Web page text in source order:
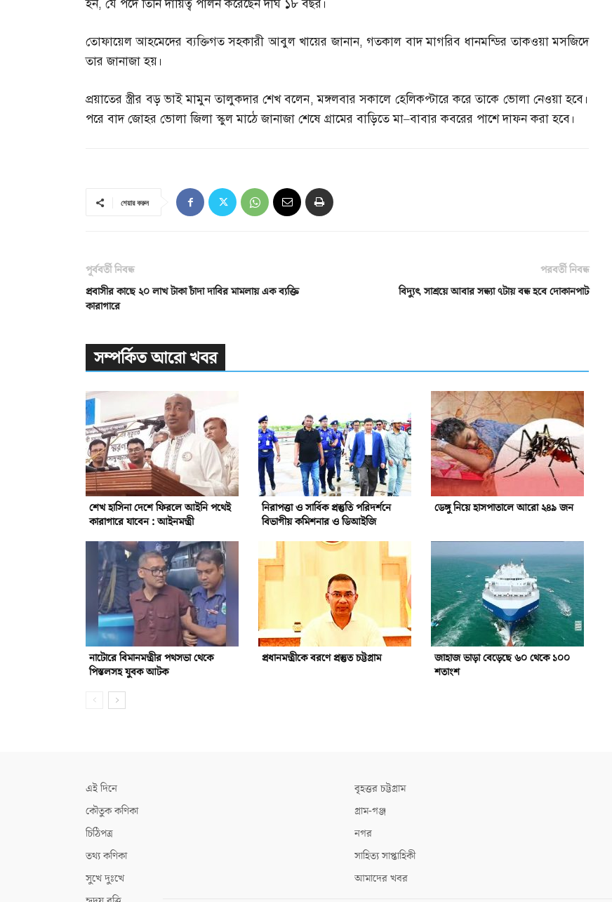
হন, যে পদে তিনি দায়িত্ব পালন করেছেন দীর্ঘ ১৮ বছর।
তোফায়েল আহমেদের ব্যক্তিগত সহকারী আবুল খায়ের জানান,গতকাল বাদ মাগরিব ধানমন্ডির তাকওয়া মসজিদে
তার জানাজা হয়।
প্রয়াতের স্ত্রীর বড় ভাই মামুন তালুকদার শেখ বলেন,মঙ্গলবার সকালে হেলিকপ্টারে করে তাকে ভোলা নেওয়া হবে।
পরে বাদ জোহর ভোলা জিলা স্কুল মাঠে জানাজা শেষে গ্রামের বাড়িতে মা–বাবার কবরের পাশে দাফন করা হবে।
শেয়ার করুন
পূর্ববর্তী নিবন্ধ
প্রবাসীর কাছে ২০ লাখ টাকা চাঁদা দাবির মামলায় এক ব্যক্তি
কারাগারে
পরবর্তী নিবন্ধ
বিদ্যুৎ সাশ্রয়ে আবার সন্ধ্যা ৭টায় বন্ধ হবে দোকানপাট
সম্পর্কিত আরো খবর
শেখ হাসিনা দেশে ফিরলে আইনি পথেই
কারাগারে যাবেন : আইনমন্ত্রী
নিরাপত্তা ও সার্বিক প্রস্তুতি পরিদর্শনে
বিভাগীয় কমিশনার ও ডিআইজি
ডেঙ্গু নিয়ে হাসপাতালে আরো ২৪৯ জন
নাটোরে বিমানমন্ত্রীর পথসভা থেকে
পিস্তলসহ যুবক আটক
প্রধানমন্ত্রীকে বরণে প্রস্তুত চট্টগ্রাম
জাহাজ ভাড়া বেড়েছে ৬০ থেকে ১০০
শতাংশ
এই দিনে
কৌতুক কণিকা
চিঠিপত্র
তথ্য কণিকা
সুখে দুঃখে
বৃহত্তর চট্টগ্রাম
গ্রাম-গঞ্জ
নগর
সাহিত্য সাপ্তাহিকী
আমাদের খবর